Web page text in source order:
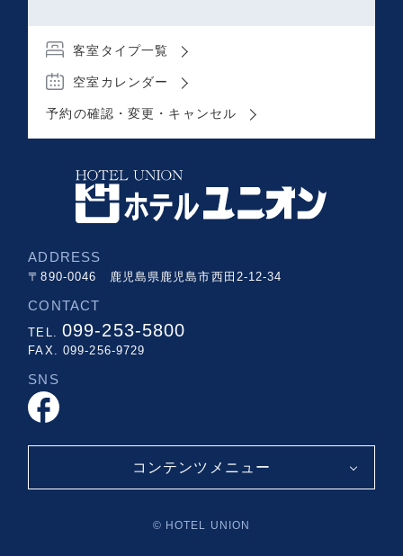
客室タイプ一覧
空室カレンダー
予約の確認・変更・キャンセル
ADDRESS
〒890-0046 鹿児島県鹿児島市西田2-12-34
CONTACT
TEL. 099-253-5800
FAX. 099-256-9729
SNS
コンテンツメニュー
© HOTEL UNION